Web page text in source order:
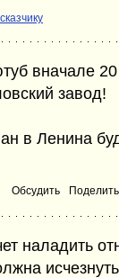
вначале
завод!
в Ленина
Обсудить
наладить